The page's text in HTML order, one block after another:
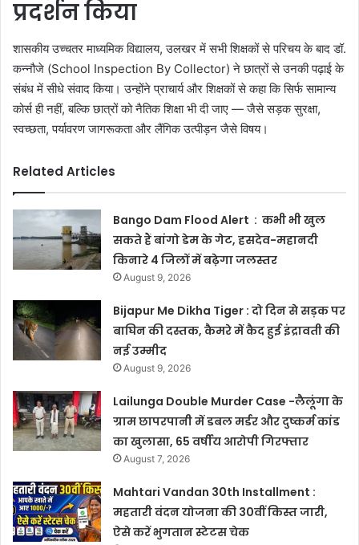
प्रदर्शन किया
शासकीय उच्चतर माध्यमिक विद्यालय, उलखर में सभी शिक्षकों से परिचय के बाद डॉ.
कन्नौजे (School Inspection By Collector) ने छात्रों से उनकी पढ़ाई के
संबंध में सीधे संवाद किया। उन्होंने प्राचार्य और शिक्षकों से कहा कि सिर्फ सामान्य
कोर्स ही नहीं, बल्कि छात्रों को नैतिक शिक्षा भी दी जाए — जैसे सड़क सुरक्षा,
स्वच्छता, पर्यावरण जागरूकता और लैंगिक उत्पीड़न जैसे विषय।
Related Articles
Bango Dam Flood Alert : कभी भी खुल
सकते हैं बांगो डेम के गेट, हसदेव-महानदी
किनारे 4 जिलों में बढ़ेगा जलस्तर
August 9, 2026
Bijapur Me Dikha Tiger : दो दिन से सड़क पर
बाघिन की दस्तक, कैमरे में कैद हुई इंद्रावती की
नई उम्मीद
August 9, 2026
Lailunga Double Murder Case -लैलूंगा के
ग्राम छापरपानी में डबल मर्डर और दुष्कर्म कांड
का खुलासा, 65 वर्षीय आरोपी गिरफ्तार
August 7, 2026
Mahtari Vandan 30th Installment :
महतारी वंदन योजना की 30वीं किस्त जारी,
ऐसे करें भुगतान स्टेटस चेक